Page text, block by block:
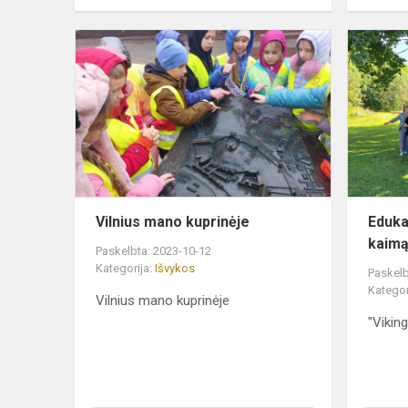
Vilnius
mano
kuprinėje
Vilnius mano kuprinėje
Paskelbta: 2023-10-12
Kategorija: Išvykos
Vilnius mano kuprinėje